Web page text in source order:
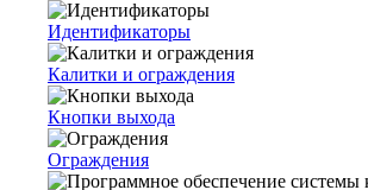
Идентификаторы
Калитки и ограждения
Кнопки выхода
Ограждения